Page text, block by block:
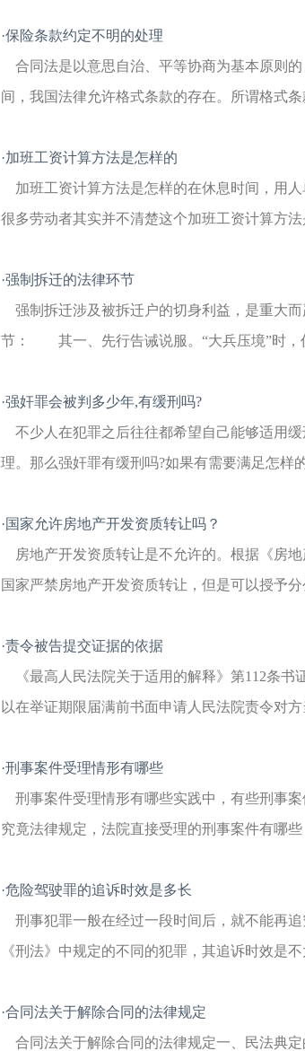
·保险条款约定不明的处理
合同法是以意思自治、平等协商为基本原则
间，我国法律允许格式条款的存在。所谓格式
·加班工资计算方法是怎样的
加班工资计算方法是怎样的在休息时间，用
很多劳动者其实并不清楚这个加班工资计算方
·强制拆迁的法律环节
强制拆迁涉及被拆迁户的切身利益，是重大
节： 其一、先行告诫说服。“大兵压境”时，
·强奸罪会被判多少年,有缓刑吗?
不少人在犯罪之后往往都希望自己能够适用
理。那么强奸罪有缓刑吗?如果有需要满足怎样
·国家允许房地产开发资质转让吗？
房地产开发资质转让是不允许的。根据《房
国家严禁房地产开发资质转让，但是可以授予
·责令被告提交证据的依据
《最高人民法院关于适用的解释》第112条
以在举证期限届满前书面申请人民法院责令对
·刑事案件受理情形有哪些
刑事案件受理情形有哪些实践中，有些刑事
究竟法律规定，法院直接受理的刑事案件有哪
·危险驾驶罪的追诉时效是多长
刑事犯罪一般在经过一段时间后，就不能再
《刑法》中规定的不同的犯罪，其追诉时效是
·合同法关于解除合同的法律规定
合同法关于解除合同的法律规定一、民法典